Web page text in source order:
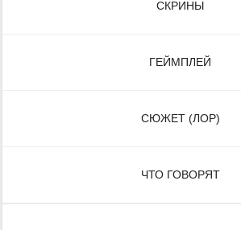
СКРИНЫ
ГЕЙМПЛЕЙ
СЮЖЕТ (ЛОР)
ЧТО ГОВОРЯТ